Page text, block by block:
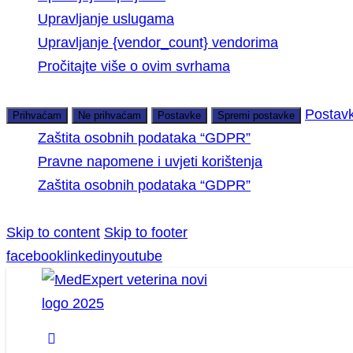
Upravljanje uslugama
Upravljanje {vendor_count} vendorima
Pročitajte više o ovim svrhama
Prihvaćam Ne prihvaćam Postavke Spremi postavke
Zaštita osobnih podataka “GDPR”
Pravne napomene i uvjeti korištenja
Zaštita osobnih podataka “GDPR”
Skip to content Skip to footer
facebook linkedinyoutube